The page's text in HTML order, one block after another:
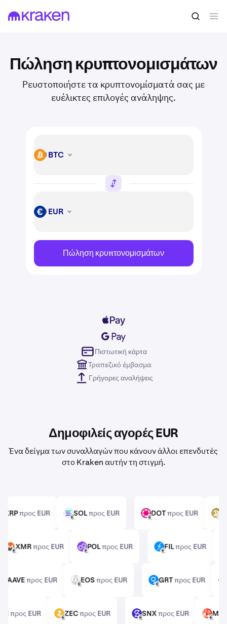
Πώληση κρυπτονομισμάτων
Ρευστοποιήστε τα κρυπτονομίσματά σας με
ευέλικτες επιλογές ανάληψης.
BTC BTC
EUR EUR
Πώληση κρυπτονομισμάτων
Πιστωτική κάρτα
Τραπεζικό έμβασμα
Γρήγορες αναλήψεις
Δημοφιλείς αγορές EUR
Ένα δείγμα των συναλλαγών που κάνουν άλλοι επενδυτές
στο Kraken αυτήν τη στιγμή.
DOT
EURDOTπρος EUR
DOGE
XRPπρος EUR
SOL
EURSOLπρος EUR
FIL
FILπρος EUR
XMR XMRπρος EUR
POL POLπρος EUR
GRT GRTπρος EUR
AAVEAAVEπρος EUR
EOS EOSπρος EUR
SNX
EURSNXπρος EUR
MANA
EUR
προς EUR
ZEC
EURZECπρος EUR